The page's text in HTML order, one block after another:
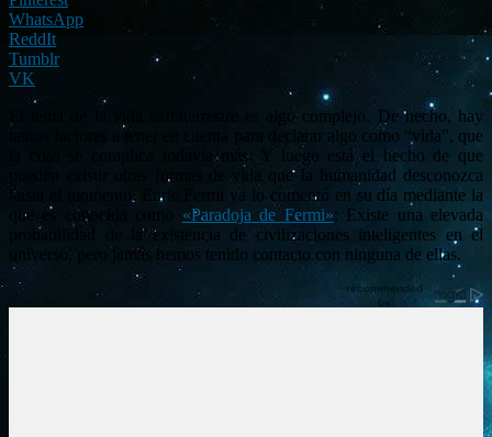
WhatsApp
ReddIt
Tumblr
VK
El tema de la vida extraterrestre es algo complejo. De hecho, hay
tantos factores a tener en cuenta para declarar algo como “vida”, que
la cosa se complica todavía más. Y luego está el hecho de que
pueden existir otras formas de vida que la humanidad desconozca
hasta el momento. Enric Fermi ya lo comentó en su día mediante la
que es conocida como «Paradoja de Fermi»: Existe una elevada
probabilidad de la existencia de civilizaciones inteligentes en el
universo, pero jamás hemos tenido contacto con ninguna de ellas.